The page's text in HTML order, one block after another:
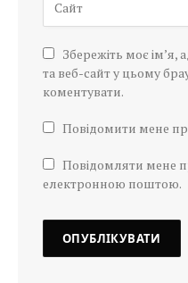
Збережіть моє
та веб-сайт у цьому
коментувати.
Повідомити мене
Повідомляти мене
електронною поштою.